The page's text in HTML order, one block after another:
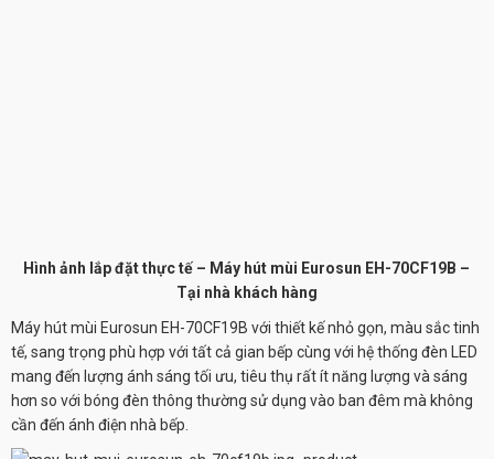
Hình ảnh lắp đặt thực tế – Máy hút mùi Eurosun EH-70CF19B –
Tại nhà khách hàng
Máy hút mùi Eurosun EH-70CF19B với thiết kế nhỏ gọn, màu sắc tinh
tế, sang trọng phù hợp với tất cả gian bếp cùng với hệ thống đèn LED
mang đến lượng ánh sáng tối ưu, tiêu thụ rất ít năng lượng và sáng
hơn so với bóng đèn thông thường sử dụng vào ban đêm mà không
cần đến ánh điện nhà bếp.